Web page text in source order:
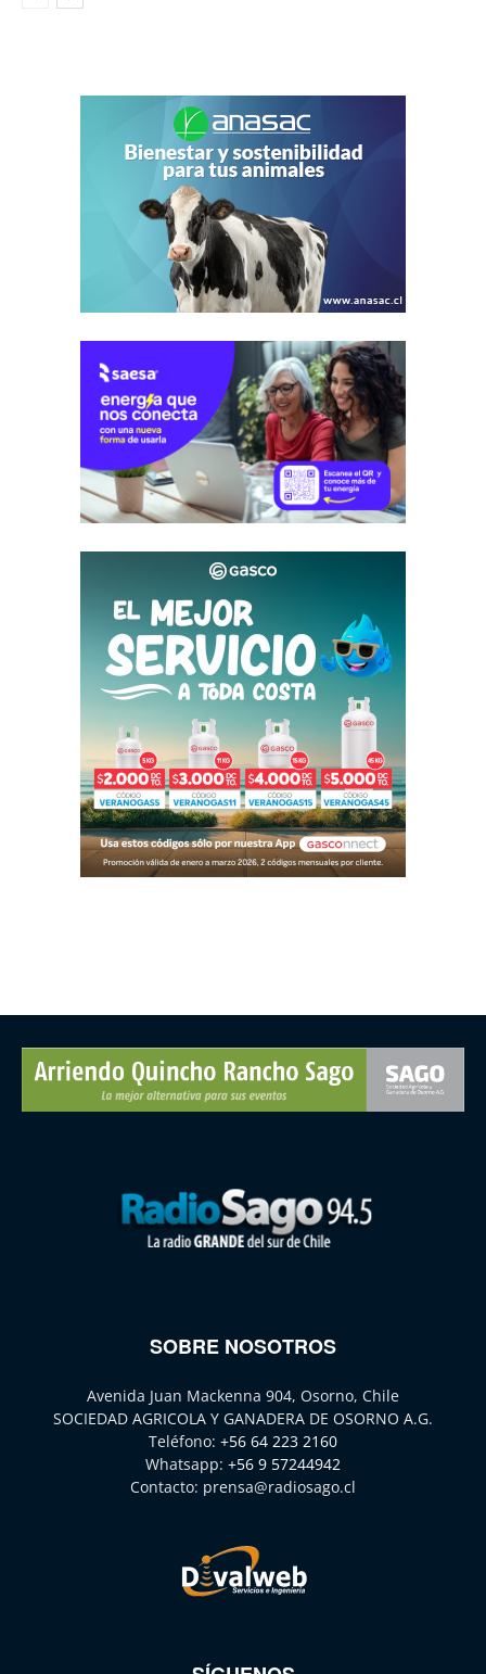
SOBRE NOSOTROS
Avenida Juan Mackenna 904, Osorno, Chile
SOCIEDAD AGRICOLA Y GANADERA DE OSORNO A.G.
Teléfono: +56 64 223 2160
Whatsapp: +56 9 57244942
Contacto: prensa@radiosago.cl